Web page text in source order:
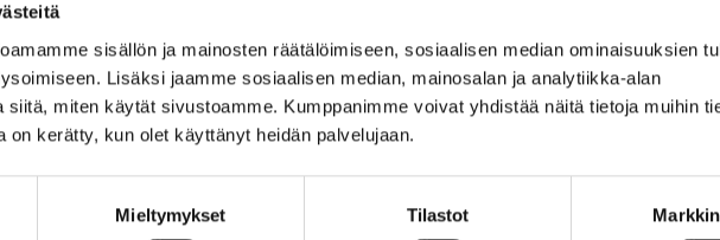
sisällön ja mainosten räätälöimiseen, sosiaalisen median ominaisuuksien
Lisäksi jaamme sosiaalisen median, mainosalan ja analytiikka-alan
siitä, miten käytät sivustoamme. Kumppanimme voivat yhdistää näitä tietoja muihin
on kerätty, kun olet käyttänyt heidän palvelujaan.
Mieltymykset Tilastot
kunnan iltakäytön liikuntasalivuorot haettavissa kaudelle 2017-2018.
päättyy 18.8.2017 ja vuorot alkavat 4.9.2017
2017-2018